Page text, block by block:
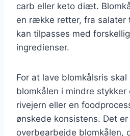
carb eller keto diæt.
en række retter, fra salater
kan tilpasses med
ingredienser.
For at lave blomkålsris
blomkålen i mindre
rivejern eller en
ønskede konsistens. Det
overbearbejde blomkålen,